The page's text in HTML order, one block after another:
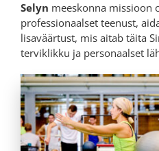
Selyn meeskonna missioon
professionaalset teenust,
lisaväärtust, mis aitab täita
terviklikku ja personaalset